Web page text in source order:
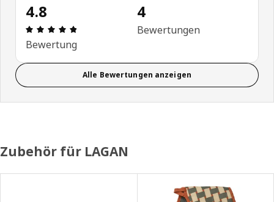
4.8
Bewertung: 4.8 von 5 Sterne Alle Bewertungen: 4
Bewertung
4
Bewertungen
Alle Bewertungen anzeigen
Zubehör für LAGAN